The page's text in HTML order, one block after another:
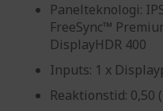
Panelteknologi:
FreeSync™
DisplayHDR 400
Inputs: 1 x
Reaktionstid: 0,50